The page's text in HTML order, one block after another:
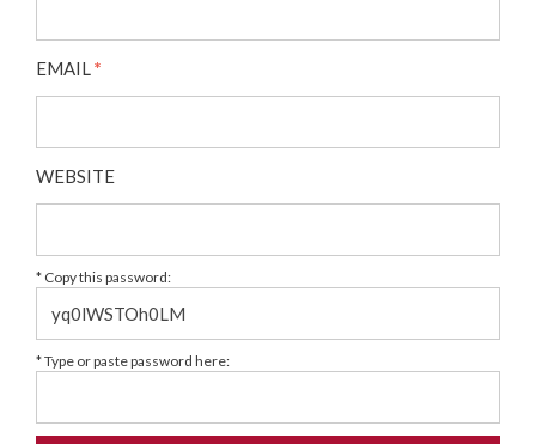
EMAIL *
WEBSITE
* Copy this password:
* Type or paste password here: